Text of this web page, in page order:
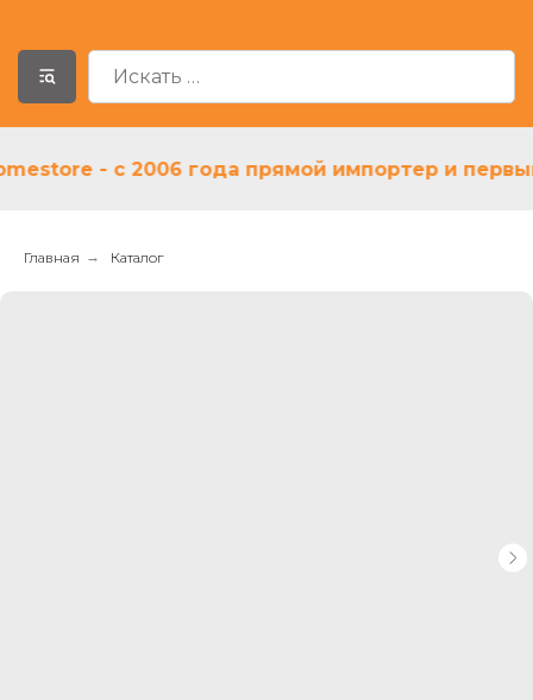
- с 2006 года прямой импортер и первый
Главная → Каталог